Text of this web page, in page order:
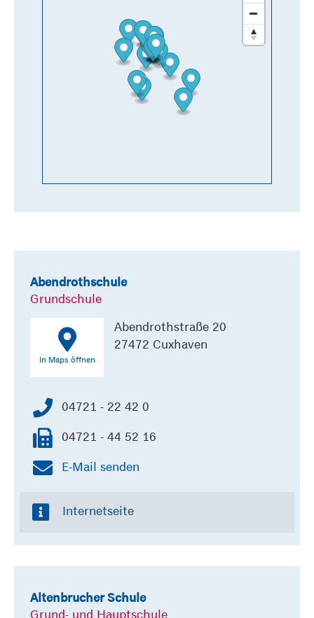
Abendrothschule
Grundschule
In Maps öffnen
Abendrothstraße 20
27472 Cuxhaven
04721 - 22 42 0
04721 - 44 52 16
E-Mail senden
Internetseite
Altenbrucher Schule
Grund- und Hauptschule